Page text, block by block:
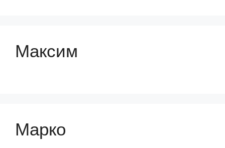
Максим
Марко